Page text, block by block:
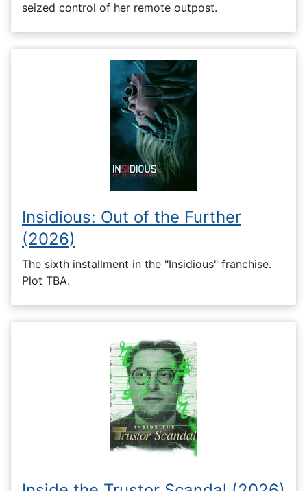
seized control of her remote outpost.
Insidious: Out of the Further
(2026)
The sixth installment in the "Insidious" franchise.
Plot TBA.